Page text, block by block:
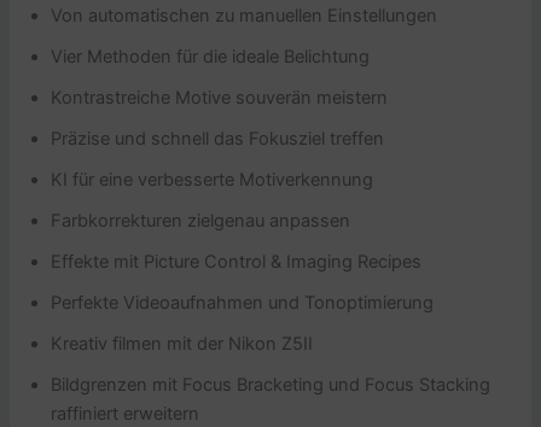
Von automatischen zu manuellen Einstellungen
Vier Methoden für die ideale Belichtung
Kontrastreiche Motive souverän meistern
Präzise und schnell das Fokusziel treffen
KI für eine verbesserte Motiverkennung
Farbkorrekturen zielgenau anpassen
Effekte mit Picture Control & Imaging Recipes
Perfekte Videoaufnahmen und Tonoptimierung
Kreativ filmen mit der Nikon Z5II
Bildgrenzen mit Focus Bracketing und Focus Stacking
raffiniert erweitern